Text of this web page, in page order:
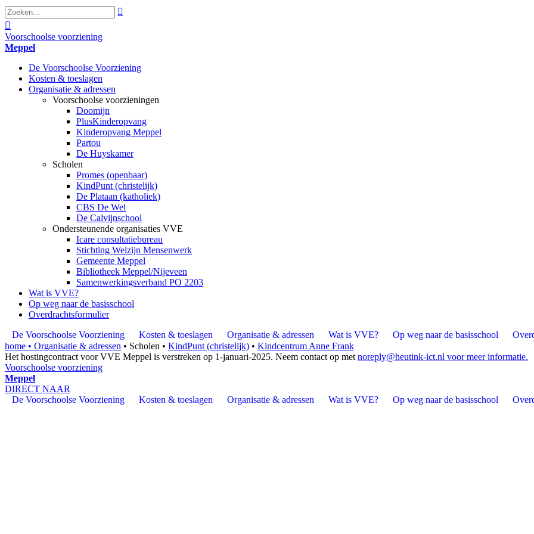


Voorschoolse voorziening
Meppel
De Voorschoolse Voorziening
Kosten & toeslagen
Organisatie & adressen
Voorschoolse voorzieningen
Doomijn
PlusKinderopvang
Kinderopvang Meppel
Partou
De Huyskamer
Scholen
Promes (openbaar)
KindPunt (christelijk)
De Plataan (katholiek)
CBS De Wel
De Calvijnschool
Ondersteunende organisaties VVE
Icare consultatiebureau
Stichting Welzijn Mensenwerk
Gemeente Meppel
Bibliotheek Meppel/Nijeveen
Samenwerkingsverband PO 2203
Wat is VVE?
Op weg naar de basisschool
Overdrachtsformulier
De Voorschoolse Voorziening
Kosten & toeslagen Organisatie & adressen Wat is VVE? Op weg naar de basisschool
home • Organisatie & adressen • Scholen • KindPunt (christelijk) • Kindcentrum Anne Frank
Het hostingcontract voor VVE Meppel is verstreken op 1-januari-2025. Neem contact op met noreply@heutink-ict.nl voor meer informatie.
Voorschoolse voorziening
Meppel
DIRECT NAAR
De Voorschoolse Voorziening
Kosten & toeslagen Organisatie & adressen Wat is VVE? Op weg naar de basisschool